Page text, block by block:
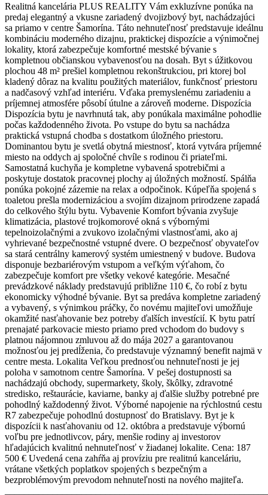
Realitná kancelária PLUS REALITY Vám exkluzívne ponúka na
predaj elegantný a vkusne zariadený dvojizbový byt, nachádzajúci
sa priamo v centre Šamorína. Táto nehnuteľnosť predstavuje ideálnu
kombináciu moderného dizajnu, praktickej dispozície a výnimočnej
lokality, ktorá zabezpečuje komfortné mestské bývanie s
kompletnou občianskou vybavenosťou na dosah. Byt s úžitkovou
plochou 48 m² prešiel kompletnou rekonštrukciou, pri ktorej bol
kladený dôraz na kvalitu použitých materiálov, funkčnosť priestoru
a nadčasový vzhľad interiéru. Vďaka premyslenému zariadeniu a
príjemnej atmosfére pôsobí útulne a zároveň moderne. Dispozícia
Dispozícia bytu je navrhnutá tak, aby ponúkala maximálne pohodlie
počas každodenného života. Po vstupe do bytu sa nachádza
praktická vstupná chodba s dostatkom úložného priestoru.
Dominantou bytu je svetlá obytná miestnosť, ktorá vytvára príjemné
miesto na oddych aj spoločné chvíle s rodinou či priateľmi.
Samostatná kuchyňa je kompletne vybavená spotrebičmi a
poskytuje dostatok pracovnej plochy aj úložných možností. Spálňa
ponúka pokojné zázemie na relax a odpočinok. Kúpeľňa spojená s
toaletou prešla modernizáciou a svojím dizajnom prirodzene zapadá
do celkového štýlu bytu. Vybavenie Komfort bývania zvyšuje
klimatizácia, plastové trojkomorové okná s výbornými
tepelnoizolačnými a zvukovo izolačnými vlastnosťami, ako aj
vyhrievané bezpečnostné vstupné dvere. O bezpečnosť obyvateľov
sa stará centrálny kamerový systém umiestnený v budove. Budova
disponuje bezbariérovým vstupom a veľkým výťahom, čo
zabezpečuje komfort pre všetky vekové kategórie. Mesačné
prevádzkové náklady predstavujú približne 110 €, čo robí z bytu
ekonomicky výhodné bývanie. Byt sa predáva kompletne zariadený
a vybavený, s výnimkou práčky, čo novému majiteľovi umožňuje
okamžité nasťahovanie bez potreby ďalších investícií. K bytu patrí
prenajaté parkovacie miesto priamo pred vchodom do budovy s
platnou nájomnou zmluvou až do mája 2027 a garantovanou
možnosťou jej predĺženia, čo predstavuje významný benefit najmä v
centre mesta. Lokalita Veľkou prednosťou nehnuteľnosti je jej
poloha v samotnom centre Šamorína. V pešej dostupnosti sa
nachádzajú obchody, supermarkety, školy, škôlky, zdravotné
stredisko, reštaurácie, kaviarne, banky aj ďalšie služby potrebné pre
pohodlný každodenný život. Výborné napojenie na rýchlostnú cestu
R7 zabezpečuje pohodlnú dostupnosť do Bratislavy. Byt je k
dispozícii k nasťahovaniu od 12. októbra a predstavuje výbornú
voľbu pre jednotlivcov, páry, menšie rodiny aj investorov
hľadajúcich kvalitnú nehnuteľnosť v žiadanej lokalite. Cena: 187
500 € Uvedená cena zahŕňa aj províziu pre realitnú kanceláriu,
vrátane všetkých poplatkov spojených s bezpečným a
bezproblémovým prevodom nehnuteľnosti na nového majiteľa.